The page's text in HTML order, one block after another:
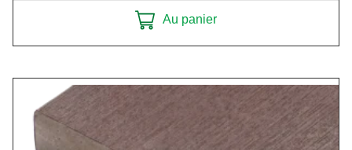
Au panier